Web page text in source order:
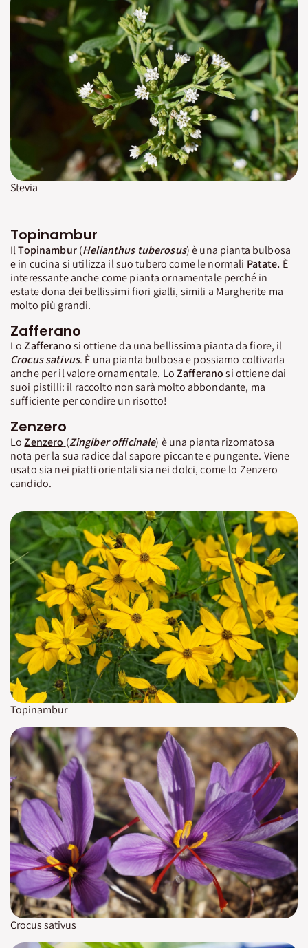
Stevia
Topinambur
IlTopinambur(Helianthus tuberosus) è una pianta bulbosa
e in cucina si utilizza il suo tubero come le normali Patate. È
interessante anche come pianta ornamentale perché in
estate dona dei bellissimi fiori gialli, simili a Margherite ma
molto più grandi.
Zafferano
LoZafferanosi ottiene da una bellissima pianta da fiore, il
Crocus sativus. È una pianta bulbosa e possiamo coltivarla
anche per il valore ornamentale. LoZafferanosi ottiene dai
suoi pistilli: il raccolto non sarà molto abbondante, ma
sufficiente per condire un risotto!
Zenzero
LoZenzero (Zingiber officinale) è una pianta rizomatosa
nota per la sua radice dal sapore piccante e pungente. Viene
usato sia nei piatti orientali sia nei dolci, come lo Zenzero
candido.
Topinambur
Crocus sativus